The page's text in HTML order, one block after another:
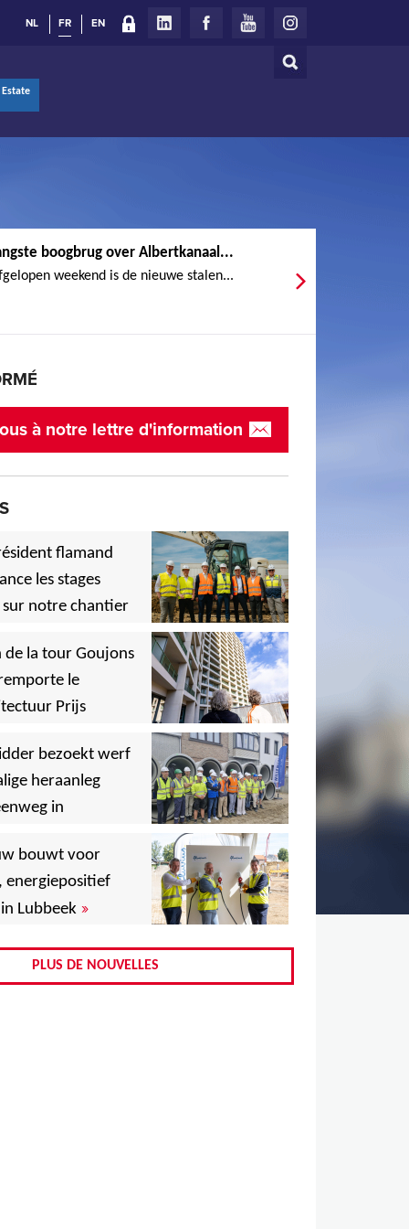
Rechercher
NL FR EN
Estate
boogbrug over Albertkanaal...
weekend is de nieuwe stalen...
à notre lettre d'information
flamand
les stages
sur notre chantier
,
,
de la tour Goujons
le
Prijs
, ,
,
bezoekt werf
heraanleg
in
,
,
bouwt voor
energiepositief
Lubbeek »
PLUS DE NOUVELLES